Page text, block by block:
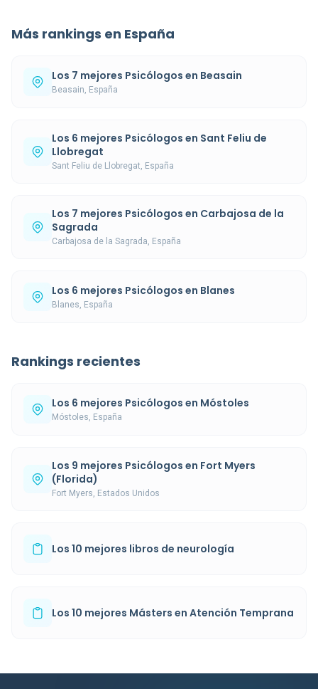
Más rankings en España
Los 7 mejores Psicólogos en Beasain
Beasain, España
Los 6 mejores Psicólogos en Sant Feliu de
Llobregat
Sant Feliu de Llobregat, España
Los 7 mejores Psicólogos en Carbajosa de la
Sagrada
Carbajosa de la Sagrada, España
Los 6 mejores Psicólogos en Blanes
Blanes, España
Rankings recientes
Los 6 mejores Psicólogos en Móstoles
Móstoles, España
Los 9 mejores Psicólogos en Fort Myers
(Florida)
Fort Myers, Estados Unidos
Los 10 mejores libros de neurología
Los 10 mejores Másters en Atención Temprana